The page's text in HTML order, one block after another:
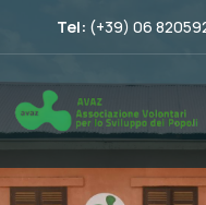
Tel: (+39) 06